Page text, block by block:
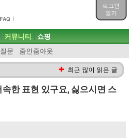
로그인
열기
커뮤니티
문 줌인줌아웃
쇼핑
최근 많이 읽은 글
한 표현 있구요, 싫으시면 스